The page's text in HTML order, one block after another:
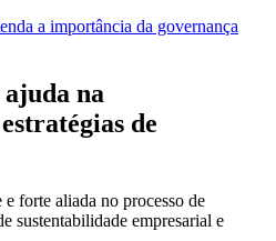
a importância da governança
na
de
forte aliada no processo de
sustentabilidade empresarial e